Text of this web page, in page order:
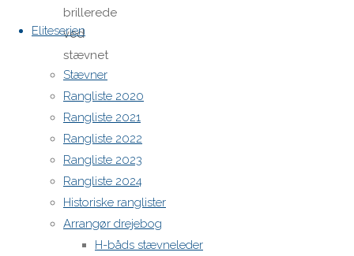
Eliteserien
Stævner
Rangliste 2020
Rangliste 2021
Rangliste 2022
Rangliste 2023
Rangliste 2024
Historiske ranglister
Arrangør drejebog
H-båds stævneleder
brillerede
ved
stævnet
med seks
førstepladser,
men med
to
tyvstarter
rakte det
kun til en
fjerdeplads.
I stedet